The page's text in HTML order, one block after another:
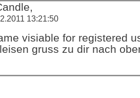
13:21:50
visiable for registered
gruss zu dir nach